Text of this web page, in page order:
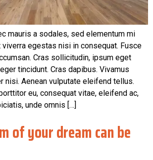
mauris a sodales, sed elementum mi
egestas nisi in consequat. Fusce
Cras sollicitudin, ipsum eget
tincidunt. Cras dapibus. Vivamus
nisi. Aenean vulputate eleifend tellus.
eu, consequat vitae, eleifend ac,
unde omnis […]
of your dream can be